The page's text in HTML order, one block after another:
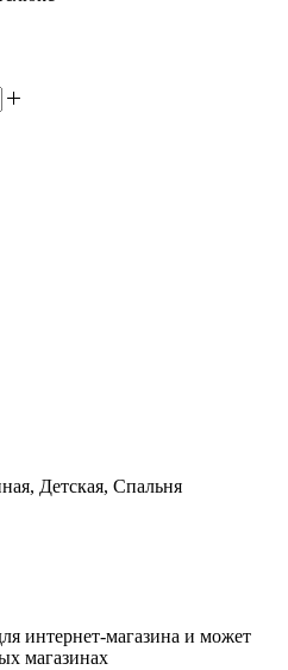
Детская, Спальня
интернет-магазина и может
магазинах